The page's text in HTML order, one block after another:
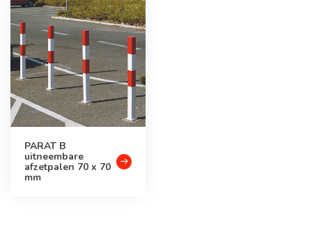
PARAT B
uitneembare
afzetpalen 70 x 70
mm